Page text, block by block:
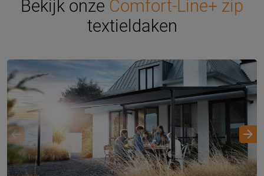
Bekijk onze Comfort-Line+ zip
textieldaken